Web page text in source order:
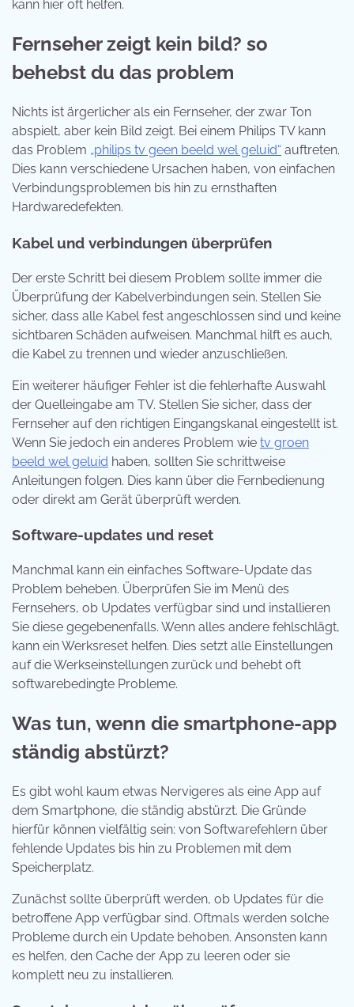
kann hier oft helfen.
Fernseher zeigt kein bild? so
behebst du das problem
Nichts ist ärgerlicher als ein Fernseher, der zwar Ton
abspielt, aber kein Bild zeigt. Bei einem Philips TV kann
das Problem „philips tv geen beeld wel geluid“ auftreten.
Dies kann verschiedene Ursachen haben, von einfachen
Verbindungsproblemen bis hin zu ernsthaften
Hardwaredefekten.
Kabel und verbindungen überprüfen
Der erste Schritt bei diesem Problem sollte immer die
Überprüfung der Kabelverbindungen sein. Stellen Sie
sicher, dass alle Kabel fest angeschlossen sind und keine
sichtbaren Schäden aufweisen. Manchmal hilft es auch,
die Kabel zu trennen und wieder anzuschließen.
Ein weiterer häufiger Fehler ist die fehlerhafte Auswahl
der Quelleingabe am TV. Stellen Sie sicher, dass der
Fernseher auf den richtigen Eingangskanal eingestellt ist.
Wenn Sie jedoch ein anderes Problem wie tv groen
beeld wel geluid haben, sollten Sie schrittweise
Anleitungen folgen. Dies kann über die Fernbedienung
oder direkt am Gerät überprüft werden.
Software-updates und reset
Manchmal kann ein einfaches Software-Update das
Problem beheben. Überprüfen Sie im Menü des
Fernsehers, ob Updates verfügbar sind und installieren
Sie diese gegebenenfalls. Wenn alles andere fehlschlägt,
kann ein Werksreset helfen. Dies setzt alle Einstellungen
auf die Werkseinstellungen zurück und behebt oft
softwarebedingte Probleme.
Was tun, wenn die smartphone-app
ständig abstürzt?
Es gibt wohl kaum etwas Nervigeres als eine App auf
dem Smartphone, die ständig abstürzt. Die Gründe
hierfür können vielfältig sein: von Softwarefehlern über
fehlende Updates bis hin zu Problemen mit dem
Speicherplatz.
Zunächst sollte überprüft werden, ob Updates für die
betroffene App verfügbar sind. Oftmals werden solche
Probleme durch ein Update behoben. Ansonsten kann
es helfen, den Cache der App zu leeren oder sie
komplett neu zu installieren.